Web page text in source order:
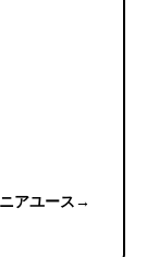
アユース→